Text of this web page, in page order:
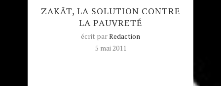
ZAKÂT, LA SOLUTION CONTRE
LA PAUVRETÉ
écrit parRedaction
5 mai 2011